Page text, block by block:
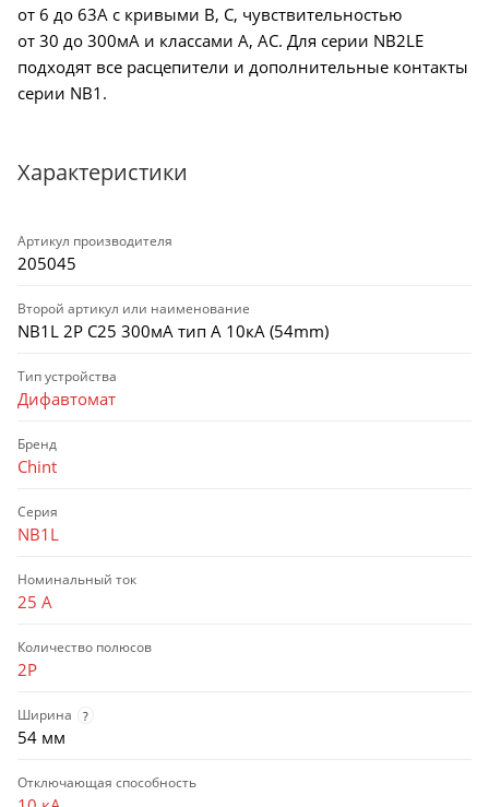
от 6 до 63А с кривыми B, C, чувствительностью
от 30 до 300мА и классами A, AC. Для серии NB2LE
подходят все расцепители и дополнительные контакты
серии NB1.
Характеристики
Артикул производителя
205045
Второй артикул или наименование
NB1L 2P C25 300мА тип A 10кА (54mm)
Тип устройства
Дифавтомат
Бренд
Chint
Серия
NB1L
Номинальный ток
25 А
Количество полюсов
2P
Ширина ?
54 мм
Отключающая способность